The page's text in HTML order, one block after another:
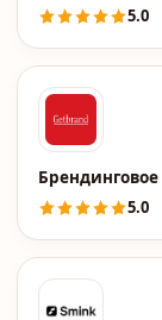
5.0
5.0